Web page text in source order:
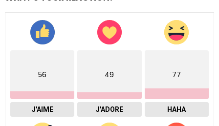
56
J'AIME
49
J'ADORE
77
HAHA